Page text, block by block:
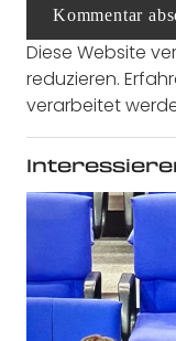
Kommentar
Diese Website
reduzieren.
verarbeitet